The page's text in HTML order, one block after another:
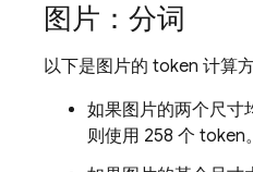
图片：分词
以下是图片的 token 计算方
如果图片的两个尺寸
则使用 258 个 token。